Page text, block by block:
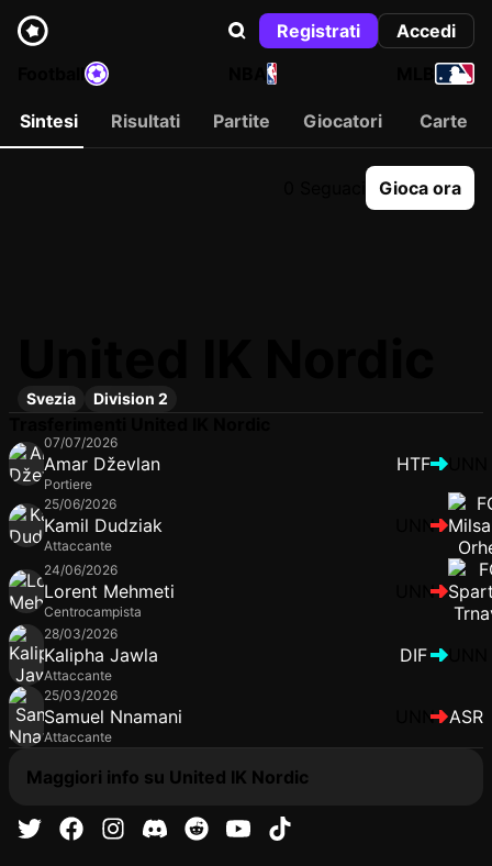
Registrati
Accedi
NBA
Sintesi Risultati Partite Giocatori Carte
Gioca ora
Svezia Division 2
07/07/2026
Amar Dževlan
Portiere
HTF
25/06/2026
Kamil Dudziak
Attaccante
UNN
24/06/2026
Lorent Mehmeti
Centrocampista
UNN
28/03/2026
Kalipha Jawla
Attaccante
DIF
25/03/2026
Samuel Nnamani
Attaccante
UNN ASR
Maggiori info su United IK Nordic